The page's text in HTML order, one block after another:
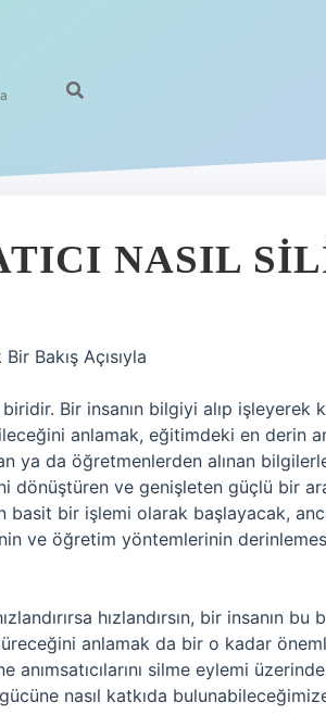
NASIL
Bakış Açısıyla
Bir insanın bilgiyi alıp işleyerek
anlamak, eğitimdeki en derin
da öğretmenlerden alınan bilgilerle
dönüştüren ve genişleten güçlü bir
basit bir işlemi olarak başlayacak,
ve öğretim yöntemlerinin
hızlandırsın, bir insanın bu
anlamak da bir o kadar
silme eylemi
nasıl katkıda